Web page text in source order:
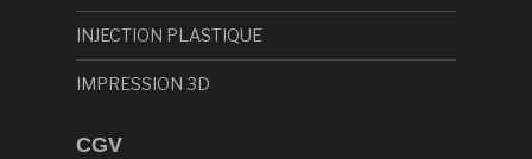
INJECTION PLASTIQUE
IMPRESSION 3D
CGV